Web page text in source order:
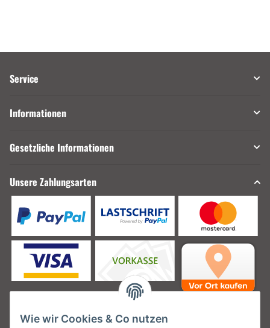
Service
Informationen
Gesetzliche Informationen
Unsere Zahlungsarten
Unsere Versanddienstleister
Wie wir Cookies & Co nutzen